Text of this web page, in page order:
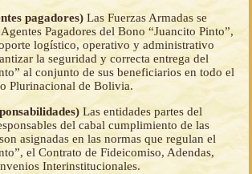
pagadores) Las Fuerzas Armadas se
Pagadores del Bono “Juancito Pinto”,
logístico, operativo y administrativo
la seguridad y correcta entrega del
al conjunto de sus beneficiarios en todo el
Plurinacional de Bolivia.
Las entidades partes del
del cabal cumplimiento de las
asignadas en las normas que regulan el
el Contrato de Fideicomiso, Adendas,
Interinstitucionales.